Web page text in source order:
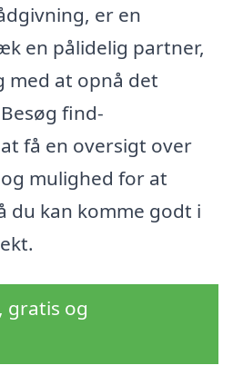
er en
en pålidelig partner,
med at opnå det
find-
få en oversigt over
mulighed for at
du kan komme godt i
gratis og